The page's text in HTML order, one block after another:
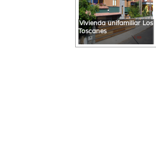
Vivienda unifamiliar Los
Toscanes